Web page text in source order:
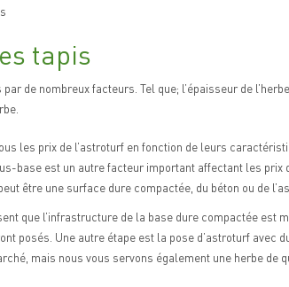
tapis
de nombreux facteurs. Tel que; l’épaisseur de
les prix de l’astroturf en fonction de leurs
base est un autre facteur important affectant les prix
être une surface dure compactée, du béton ou de
que l’infrastructure de la base dure compactée
posés. Une autre étape est la pose d’astroturf
mais nous vous servons également une herbe